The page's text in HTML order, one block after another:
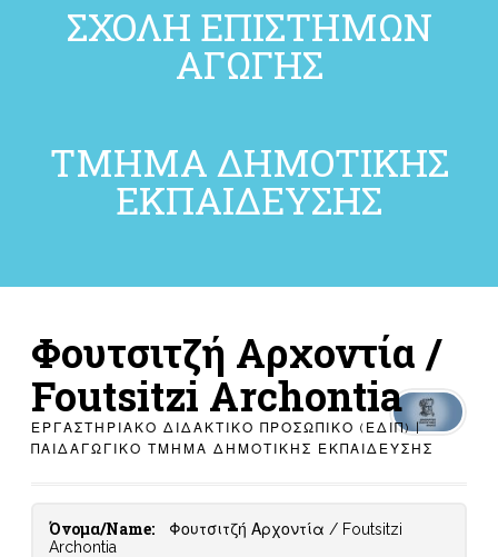
ΣΧΟΛΗ ΕΠΙΣΤΗΜΩΝ
ΑΓΩΓΗΣ
ΤΜΗΜΑ ΔΗΜΟΤΙΚΗΣ
ΕΚΠΑΙΔΕΥΣΗΣ
Φουτσιτζή Αρχοντία /
Foutsitzi Archontia
ΕΡΓΑΣΤΗΡΙΑΚΌ ΔΙΔΑΚΤΙΚΌ ΠΡΟΣΩΠΙΚΌ (ΕΔΙΠ) |
ΠΑΙΔΑΓΩΓΙΚΌ ΤΜΉΜΑ ΔΗΜΟΤΙΚΉΣ ΕΚΠΑΊΔΕΥΣΗΣ
Όνομα/Name:
Φουτσιτζή Αρχοντία / Foutsitzi
Archontia